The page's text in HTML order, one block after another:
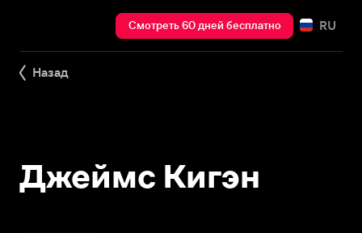
Смотреть 60 дней бесплатно RU
Назад
Джеймс Кигэн